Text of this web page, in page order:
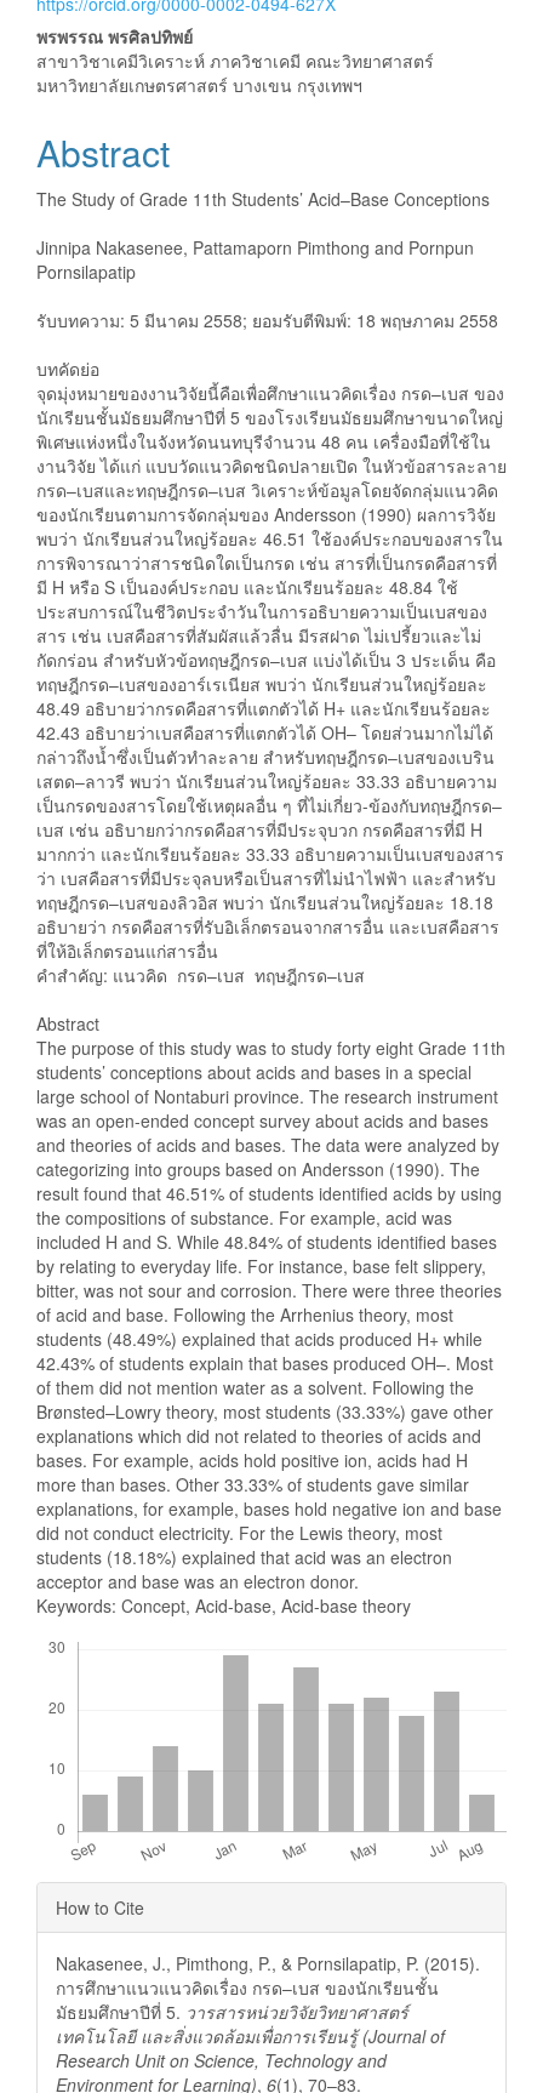
พรพรรณ พรศิลปทิพย์
สาขาวิชาเคมีวิเคราะห์ ภาควิชาเคมี คณะวิทยาศาสตร์
มหาวิทยาลัยเกษตรศาสตร์ บางเขน กรุงเทพฯ
Abstract
The Study of Grade 11th Students’ Acid–Base Conceptions
Jinnipa Nakasenee, Pattamaporn Pimthong and Pornpun
Pornsilapatip
รับบทความ: 5 มีนาคม 2558; ยอมรับตีพิมพ์: 18 พฤษภาคม 2558
บทคัดย่อ
จุดมุ่งหมายของงานวิจัยนี้คือเพื่อศึกษาแนวคิดเรื่อง กรด–เบส ของ
นักเรียนชั้นมัธยมศึกษาปีที่ 5 ของโรงเรียนมัธยมศึกษาขนาดใหญ่
พิเศษแห่งหนึ่งในจังหวัดนนทบุรีจำนวน 48 คน เครื่องมือที่ใช้ใน
งานวิจัย ได้แก่ แบบวัดแนวคิดชนิดปลายเปิด ในหัวข้อสารละลาย
กรด–เบสและทฤษฎีกรด–เบส วิเคราะห์ข้อมูลโดยจัดกลุ่มแนวคิด
ของนักเรียนตามการจัดกลุ่มของ Andersson (1990) ผลการวิจัย
พบว่า นักเรียนส่วนใหญ่ร้อยละ 46.51 ใช้องค์ประกอบของสารใน
การพิจารณาว่าสารชนิดใดเป็นกรด เช่น สารที่เป็นกรดคือสารที่
มี H หรือ S เป็นองค์ประกอบ และนักเรียนร้อยละ 48.84 ใช้
ประสบการณ์ในชีวิตประจำวันในการอธิบายความเป็นเบสของ
สาร เช่น เบสคือสารที่สัมผัสแล้วลื่น มีรสฝาด ไม่เปรี้ยวและไม่
กัดกร่อน สำหรับหัวข้อทฤษฎีกรด–เบส แบ่งได้เป็น 3 ประเด็น คือ
ทฤษฎีกรด–เบสของอาร์เรเนียส พบว่า นักเรียนส่วนใหญ่ร้อยละ
48.49 อธิบายว่ากรดคือสารที่แตกตัวได้ H+ และนักเรียนร้อยละ
42.43 อธิบายว่าเบสคือสารที่แตกตัวได้ OH– โดยส่วนมากไม่ได้
กล่าวถึงน้ำซึ่งเป็นตัวทำละลาย สำหรับทฤษฎีกรด–เบสของเบริน
เสตด–ลาวรี พบว่า นักเรียนส่วนใหญ่ร้อยละ 33.33 อธิบายความ
เป็นกรดของสารโดยใช้เหตุผลอื่น ๆ ที่ไม่เกี่ยว-ข้องกับทฤษฎีกรด–
เบส เช่น อธิบายกว่ากรดคือสารที่มีประจุบวก กรดคือสารที่มี H
มากกว่า และนักเรียนร้อยละ 33.33 อธิบายความเป็นเบสของสาร
ว่า เบสคือสารที่มีประจุลบหรือเป็นสารที่ไม่นำไฟฟ้า และสำหรับ
ทฤษฎีกรด–เบสของลิวอิส พบว่า นักเรียนส่วนใหญ่ร้อยละ 18.18
อธิบายว่า กรดคือสารที่รับอิเล็กตรอนจากสารอื่น และเบสคือสาร
ที่ให้อิเล็กตรอนแก่สารอื่น
คำสำคัญ: แนวคิด กรด–เบส ทฤษฎีกรด–เบส
Abstract
The purpose of this study was to study forty eight Grade 11th
students’ conceptions about acids and bases in a special
large school of Nontaburi province. The research instrument
was an open-ended concept survey about acids and bases
and theories of acids and bases. The data were analyzed by
categorizing into groups based on Andersson (1990). The
result found that 46.51% of students identified acids by using
the compositions of substance. For example, acid was
included H and S. While 48.84% of students identified bases
by relating to everyday life. For instance, base felt slippery,
bitter, was not sour and corrosion. There were three theories
of acid and base. Following the Arrhenius theory, most
students (48.49%) explained that acids produced H+ while
42.43% of students explain that bases produced OH–. Most
of them did not mention water as a solvent. Following the
Brønsted–Lowry theory, most students (33.33%) gave other
explanations which did not related to theories of acids and
bases. For example, acids hold positive ion, acids had H
more than bases. Other 33.33% of students gave similar
explanations, for example, bases hold negative ion and base
did not conduct electricity. For the Lewis theory, most
students (18.18%) explained that acid was an electron
acceptor and base was an electron donor.
Keywords: Concept, Acid-base, Acid-base theory
Article
Details
How to Cite
Nakasenee, J., Pimthong, P., & Pornsilapatip, P. (2015).
การศึกษาแนวแนวคิดเรื่อง กรด–เบส ของนักเรียนชั้น
มัธยมศึกษาปีที่ 5. วารสารหน่วยวิจัยวิทยาศาสตร์
เทคโนโลยี และสิ่งแวดล้อมเพื่อการเรียนรู้ (Journal of
Research Unit on Science, Technology and
Environment for Learning), 6(1), 70–83.